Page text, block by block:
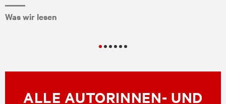
Was wir lesen
ALLE AUTORINNEN- UND